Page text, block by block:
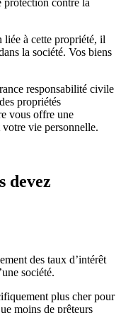
protection contre la
liée à cette propriété, il
la société. Vos biens
responsabilité civile
propriétés
vous offre une
vie personnelle.
devez
des taux d’intérêt
société.
plus cher pour
moins de prêteurs